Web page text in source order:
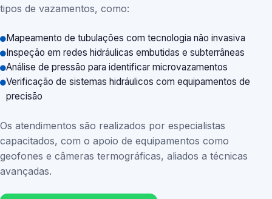
tipos de vazamentos, como:
Mapeamento de tubulações com tecnologia não invasiva
Inspeção em redes hidráulicas embutidas e subterrâneas
Análise de pressão para identificar microvazamentos
Verificação de sistemas hidráulicos com equipamentos de
precisão
Os atendimentos são realizados por especialistas
capacitados, com o apoio de equipamentos como
geofones e câmeras termográficas, aliados a técnicas
avançadas.